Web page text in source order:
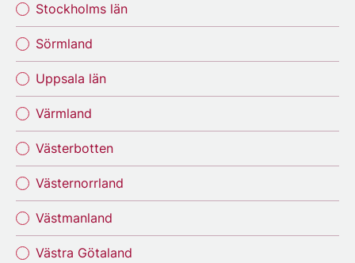
Stockholms län
Sörmland
Uppsala län
Värmland
Västerbotten
Västernorrland
Västmanland
Västra Götaland